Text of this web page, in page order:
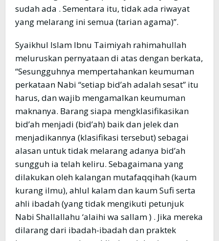
sudah ada . Sementara itu, tidak ada riwayat
yang melarang ini semua (tarian agama)”.
Syaikhul Islam Ibnu Taimiyah rahimahullah
meluruskan pernyataan di atas dengan berkata,
“Sesungguhnya mempertahankan keumuman
perkataan Nabi “setiap bid’ah adalah sesat” itu
harus, dan wajib mengamalkan keumuman
maknanya. Barang siapa mengklasifikasikan
bid’ah menjadi (bid’ah) baik dan jelek dan
menjadikannya (klasifikasi tersebut) sebagai
alasan untuk tidak melarang adanya bid’ah
sungguh ia telah keliru. Sebagaimana yang
dilakukan oleh kalangan mutafaqqihah (kaum
kurang ilmu), ahlul kalam dan kaum Sufi serta
ahli ibadah (yang tidak mengikuti petunjuk
Nabi Shallallahu ‘alaihi wa sallam ) . Jika mereka
dilarang dari ibadah-ibadah dan praktek